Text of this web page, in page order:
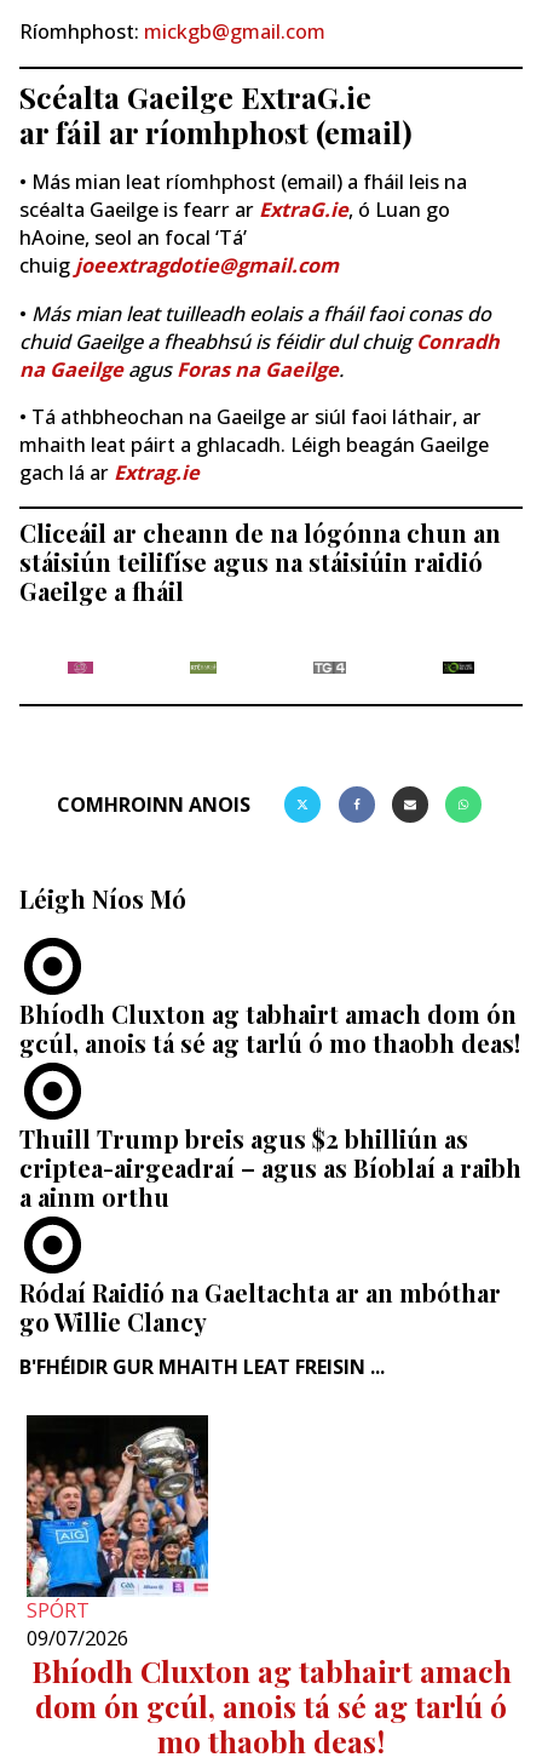
Ríomhphost: mickgb@gmail.com
Scéalta Gaeilge ExtraG.ie
ar fáil ar ríomhphost (email)
• Más mian leat ríomhphost (email) a fháil leis na
scéalta Gaeilge is fearr ar ExtraG.ie, ó Luan go
hAoine, seol an focal ‘Tá’
chuig joeextragdotie@gmail.com
• Más mian leat tuilleadh eolais a fháil faoi conas do
chuid Gaeilge a fheabhsú is féidir dul chuigConradh
na GaeilgeagusForas na Gaeilge.
• Tá athbheochan na Gaeilge ar siúl faoi láthair, ar
mhaith leat páirt a ghlacadh. Léigh beagán Gaeilge
gach lá ar Extrag.ie
Cliceáil ar cheann de na lógónna chun an
stáisiún teilifíse agus na stáisiúin raidió
Gaeilge a fháil
COMHROINN ANOIS
Léigh Níos Mó
Bhíodh Cluxton ag tabhairt amach dom ón
gcúl, anois tá sé ag tarlú ó mo thaobh deas!
Thuill Trump breis agus $2 bhilliún as
criptea-airgeadraí – agus as Bíoblaí a raibh
a ainm orthu
Ródaí Raidió na Gaeltachta ar an mbóthar
go Willie Clancy
B'FHÉIDIR GUR MHAITH LEAT FREISIN ...
SPÓRT
09/07/2026
Bhíodh Cluxton ag tabhairt amach
dom ón gcúl, anois tá sé ag tarlú ó
mo thaobh deas!